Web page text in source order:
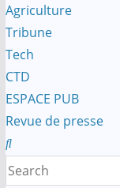
Agriculture
Tribune
Tech
CTD
ESPACE PUB
Revue de presse